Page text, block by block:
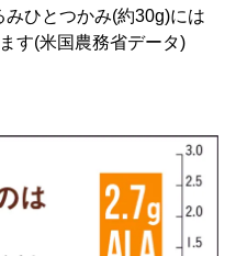
ひとつかみ(約30g)には
す(米国農務省データ)